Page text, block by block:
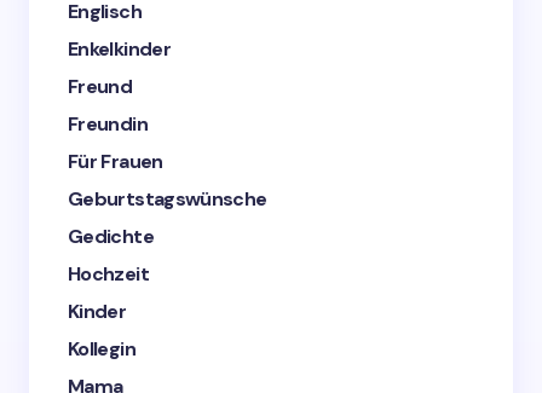
Englisch
Enkelkinder
Freund
Freundin
Für Frauen
Geburtstagswünsche
Gedichte
Hochzeit
Kinder
Kollegin
Mama